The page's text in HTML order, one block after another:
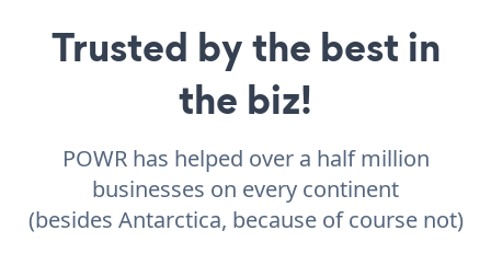
Trusted by the best in
the biz!
POWR has helped over a half million
businesses on every continent
(besides Antarctica, because of course not)